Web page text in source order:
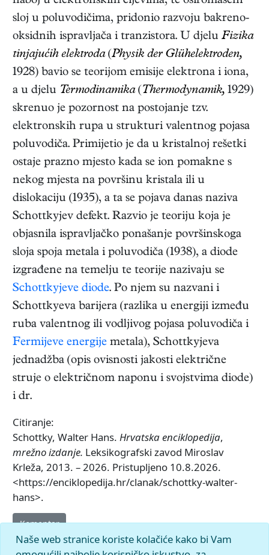
sloj u poluvodičima, pridonio razvoju bakreno-
oksidnih ispravljača i tranzistora. U djelu Fizika
tinjajućih elektroda(Physik der Glühelektroden,
1928) bavio se teorijom emisije elektrona i iona,
a u djelu Termodinamika(Thermodynamik, 1929)
skrenuo je pozornost na postojanje tzv.
elektronskih rupa u strukturi valentnog pojasa
poluvodiča. Primijetio je da u kristalnoj rešetki
ostaje prazno mjesto kada se ion pomakne s
nekog mjesta na površinu kristala ili u
dislokaciju (1935), a ta se pojava danas naziva
Schottkyjev defekt. Razvio je teoriju koja je
objasnila ispravljačko ponašanje površinskoga
sloja spoja metala i poluvodiča (1938), a diode
izgrađene na temelju te teorije nazivaju se
Schottkyjeve diode. Po njem su nazvani i
Schottkyeva barijera (razlika u energiji između
ruba valentnog ili vodljivog pojasa poluvodiča i
Fermijeve energije metala), Schottkyjeva
jednadžba (opis ovisnosti jakosti električne
struje o električnom naponu i svojstvima diode)
i dr.
Citiranje:
Schottky, Walter Hans. Hrvatska enciklopedija,
mrežno izdanje. Leksikografski zavod Miroslav
Krleža, 2013. – 2026. Pristupljeno 10.8.2026.
<https://enciklopedija.hr/clanak/schottky-walter-
hans>.
Komentar
Naše web stranice koriste kolačiće kako bi Vam